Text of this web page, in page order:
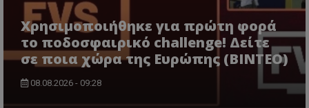
Χρησιμοποιήθηκε για πρώτη φορά
το ποδοσφαιρικό challenge! Δείτε
σε ποια χώρα της Ευρώπης (ΒΙΝΤΕΟ)
08.08.2026 - 09:28